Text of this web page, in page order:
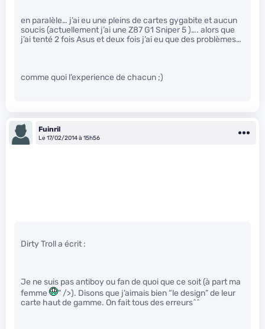
en paralèle… j’ai eu une pleins de cartes gygabite et aucun
soucis (actuellement j’ai une Z87 G1 Sniper 5 )…. alors que
j’ai tenté 2 fois Asus et deux fois j’ai eu que des problèmes…
comme quoi l’experience de chacun ;)
Fuinril
Le 17/02/2014 à 15h56
Dirty Troll a écrit :
Je ne suis pas antiboy ou fan de quoi que ce soit (à part ma
femme
" />). Disons que j’aimais bien “le design” de leur
carte haut de gamme. On fait tous des erreurs^^